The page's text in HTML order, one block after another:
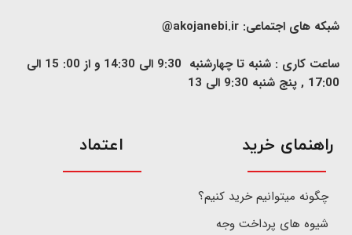
شبکه های اجتماعی: akojanebi.ir@
ساعت کاری : شنبه تا چهارشنبه 9:30 الی 14:30 و از 00: 15 الی
17:00 , پنج شنبه 9:30 الی 13
​راهنمای خرید
چگونه میتوانیم خرید کنیم؟
شیوه های پرداخت وجه
اعتماد